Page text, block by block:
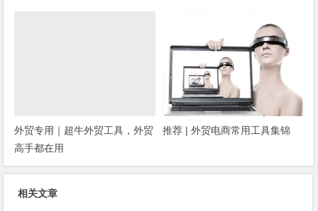
外贸专用｜超牛外贸工具，外贸
高手都在用
推荐 | 外贸电商常用工具集锦
相关文章